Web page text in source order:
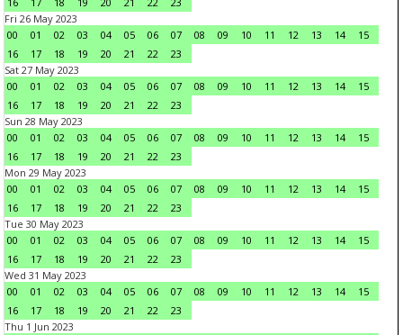
Fri 26 May 2023
00
01 02 03 04 05 06 07 08 09 10 11 12 13 14
15
16
17 18 19 20 21 22
23
Sat 27 May 2023
00
01 02 03 04 05 06 07 08 09 10 11 12 13 14
15
16
17 18 19 20 21 22
23
Sun 28 May 2023
00
01 02 03 04 05 06 07 08 09 10 11 12 13 14
15
16
17 18 19 20 21 22
23
Mon 29 May 2023
00
01 02 03 04 05 06 07 08 09 10 11 12 13 14
15
16
17 18 19 20 21 22
23
Tue 30 May 2023
00
01 02 03 04 05 06 07 08 09 10 11 12 13 14
15
16
17 18 19 20 21 22
23
Wed 31 May 2023
00
01 02 03 04 05 06 07 08 09 10 11 12 13 14
15
16
17 18 19 20 21 22
23
Thu 1 Jun 2023